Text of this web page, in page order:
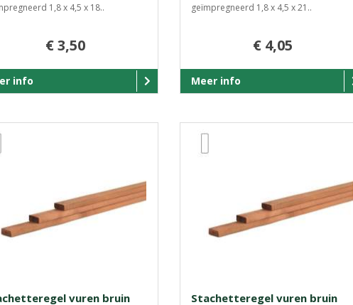
1,8 x 4,5 x 18..
€ 3,50
info
geïmpregneerd 1,8 x 4,5 x 21..
€ 4,05
Meer info
vuren bruin
Stachetteregel vuren bruin